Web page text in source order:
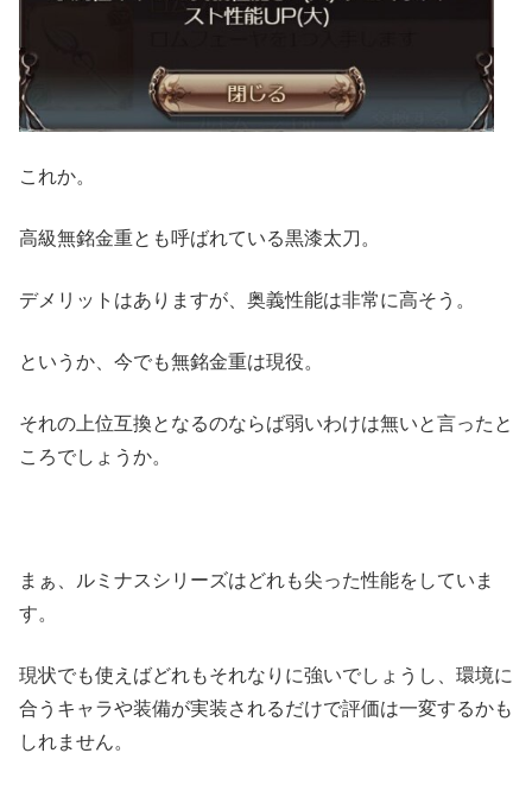
これか。
高級無銘金重とも呼ばれている黒漆太刀。
デメリットはありますが、奥義性能は非常に高そう。
というか、今でも無銘金重は現役。
それの上位互換となるのならば弱いわけは無いと言ったと
ころでしょうか。
まぁ、ルミナスシリーズはどれも尖った性能をしていま
す。
現状でも使えばどれもそれなりに強いでしょうし、環境に
合うキャラや装備が実装されるだけで評価は一変するかも
しれません。